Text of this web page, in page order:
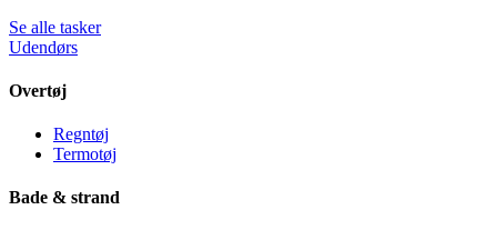
Se alle tasker
Udendørs
Overtøj
Regntøj
Termotøj
Bade & strand